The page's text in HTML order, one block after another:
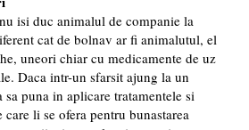
isi duc animalul de companie la
cat de bolnav ar fi animalutul, el
uneori chiar cu medicamente de uz
Daca intr-un sfarsit ajung la un
puna in aplicare tratamentele si
li se ofera pentru bunastarea